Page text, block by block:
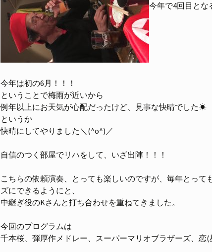
今年で4回目とな
今年は初の6月！！！
ということで梅雨が近いから
例年以上にお天気が心配だったけど、見事な快晴でした☀︎
というか
快晴にしてやりました＼(^o^)／
自信のつく部屋でリハをして、いざ出陣！！！
こちらの依頼演奏、とっても楽しいのですが、毎年とっ
ズにできるようにと、
中継ぎ役のKさんと打ち合わせを重ねてきました。
今回のプログラムは
千本桜、弾厚作メドレー、スーパーマリオブラザーズ、